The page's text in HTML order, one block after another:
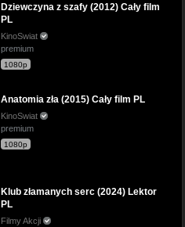
Dziewczyna z szafy (2012) Cały film
PL
KinoSwiat
premium
1080p
Anatomia zła (2015) Cały film PL
KinoSwiat
premium
1080p
Klub złamanych serc (2024) Lektor
PL
Filmy Akcji